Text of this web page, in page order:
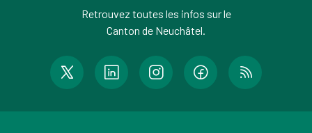
Retrouvez toutes les infos sur le
Canton de Neuchâtel.